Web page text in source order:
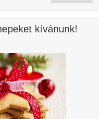
kívánunk!